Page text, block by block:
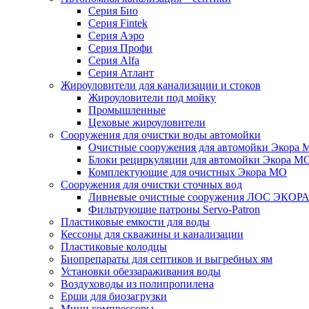
Серия Био
Серия Fintek
Серия Аэро
Серия Профи
Серия Alfa
Серия Атлант
Жироуловители для канализации и стоков
Жироуловители под мойку
Промышленные
Цеховые жироуловители
Сооружения для очистки воды автомойки
Очистные сооружения для автомойки Экора
Блоки рециркуляции для автомойки Экора
Комплектующие для очистных Экора МО
Сооружения для очистки сточных вод
Ливневые очистные сооружения ЛОС ЭКОРА
Фильтрующие патроны Servo-Patron
Пластиковые емкости для воды
Кессоны для скважины и канализации
Пластиковые колодцы
Биопрепараты для септиков и выгребных ям
Установки обеззараживания воды
Воздуховоды из полипропилена
Ерши для биозагрузки